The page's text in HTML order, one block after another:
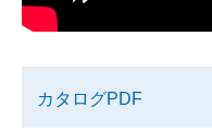
カタログPDF